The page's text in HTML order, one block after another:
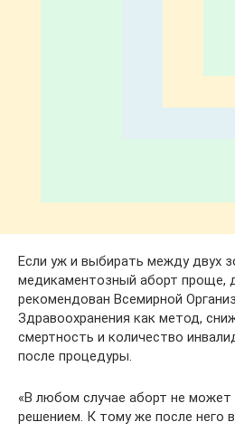
Если уж и выбирать между двух
медикаментозный аборт проще,
рекомендован Всемирной
Здравоохранения как метод,
смертность и количество
после процедуры.
«В любом случае аборт не
решением. К тому же после него